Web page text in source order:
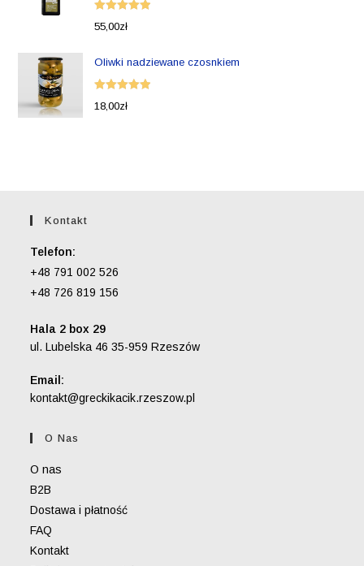
Oceniono
55,00zł
Oliwki nadziewane czosnkiem
Oceniono
18,00zł
Kontakt
Telefon:
+48 791 002 526
+48 726 819 156
Hala 2 box 29
ul. Lubelska 46 35-959 Rzeszów
Email:
kontakt@greckikacik.rzeszow.pl
O Nas
O nas
B2B
Dostawa i płatność
FAQ
Kontakt